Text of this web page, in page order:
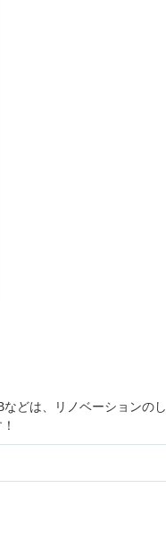
どは、リノベーションのし